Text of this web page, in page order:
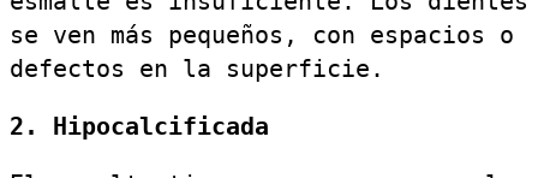
se ven más pequeños, con espacios o
defectos en la superficie.
2. Hipocalcificada